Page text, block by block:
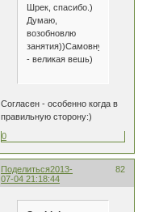
Шрек, спасибо.)
Думаю,
возобновлю
занятия))Самовнушение
- великая вешь)
Согласен - особенно когда в
правильную сторону:)
0
Поделиться 82
2013-
07-04 21:18:44